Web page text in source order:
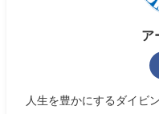
ア
人生を豊かにするダイビ